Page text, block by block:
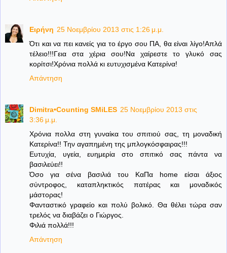
Ειρήνη 25 Νοεμβρίου 2013 στις 1:26 μ.μ.
Ότι και να πει κανείς για το έργο σου ΠΑ, θα είναι λίγο!Απλά
τέλειο!!!Γεια στα χέρια σου!Να χαίρεστε το γλυκό σας
κορίτσι!Χρόνια πολλά κι ευτυχισμένα Κατερίνα!
Απάντηση
Dimitra•Counting SΜiLES 25 Νοεμβρίου 2013 στις
3:36 μ.μ.
Χρόνια πολλα στη γυναίκα του σπιτιού σας, τη μοναδική
Κατερίνα!! Την αγαπημένη της μπλογκόσφαιρας!!!
Ευτυχία, υγεία, ευημερία στο σπιτικό σας πάντα να
βασιλεύει!!
Όσο για σένα βασιλιά του ΚαΠα home είσαι άξιος
σύντροφος, καταπληκτικός πατέρας και μοναδικός
μάστορας!
Φανταστικό γραφείο και πολύ βολικό. Θα θέλει τώρα σαν
τρελός να διαβάζει ο Γιώργος.
Φιλιά πολλά!!!
Απάντηση